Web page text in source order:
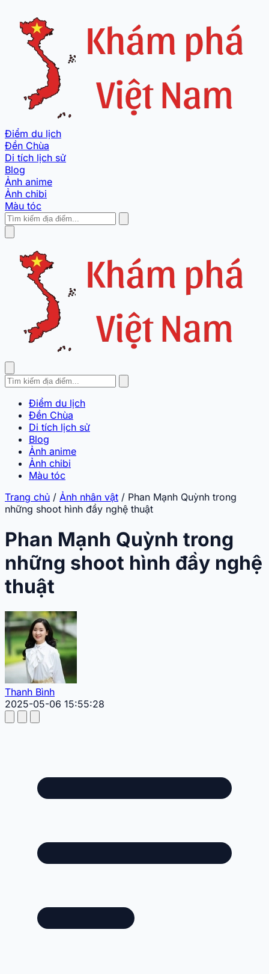
Điểm du lịch
Đền Chùa
Di tích lịch sử
Blog
Ảnh anime
Ảnh chibi
Màu tóc
Điểm du lịch
Đền Chùa
Di tích lịch sử
Blog
Ảnh anime
Ảnh chibi
Màu tóc
Trang chủ / Ảnh nhân vật / Phan Mạnh Quỳnh trong
những shoot hình đầy nghệ thuật
Phan Mạnh Quỳnh trong
những shoot hình đầy nghệ
thuật
Thanh Bình
2025-05-06 15:55:28